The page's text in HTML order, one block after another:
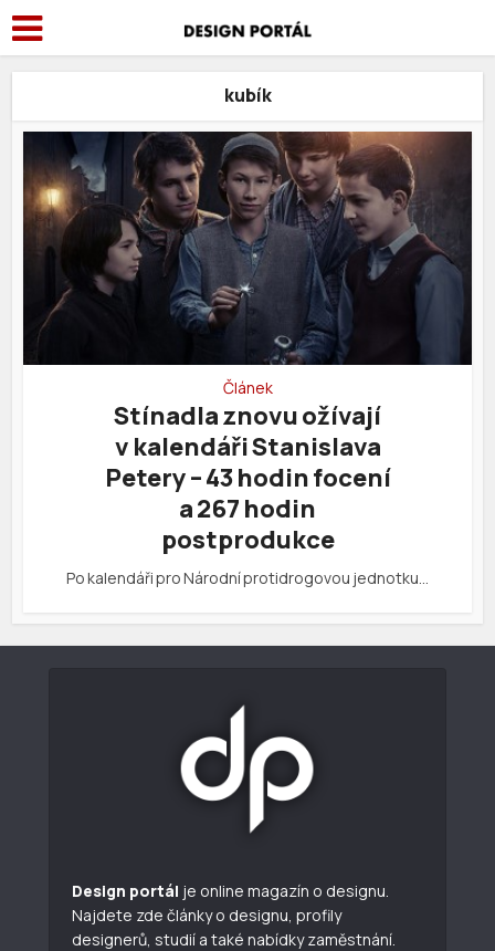
kubík
Článek
Stínadla znovu ožívají
v kalendáři Stanislava
Petery – 43 hodin focení
a 267 hodin
postprodukce
Po kalendáři pro Národní protidrogovou jednotku…
Design portál je online magazín o designu.
Najdete zde články o designu, profily
designerů, studií a také nabídky zaměstnání.